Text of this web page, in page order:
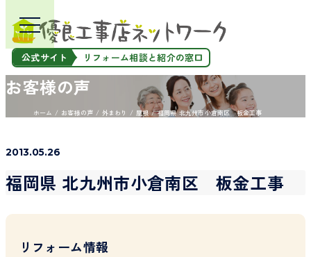
公式サイト リフォーム相談と紹介の窓口
お客様の声
ホーム お客様の声 外まわり 屋根 福岡県 北九州市小倉南区 板金工事
2013.05.26
福岡県 北九州市小倉南区 板金工事
リフォーム情報